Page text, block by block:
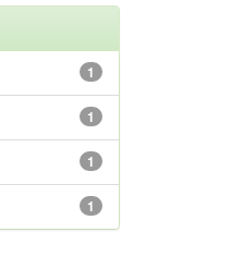
1
1
1
1